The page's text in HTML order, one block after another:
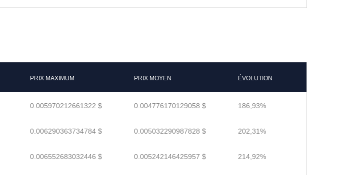
PRIX MAXIMUM PRIX MOYEN ÉVOLUTION
0.005970212661322 $ 0.004776170129058 $ 186,93%
0.006290363734784 $ 0.005032290987828 $ 202,31%
0.006552683032446 $ 0.005242146425957 $ 214,92%